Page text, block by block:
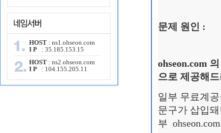
HOST : ns1.ohseon.com
I P : 35.185.153.15
HOST : ns2.ohseon.com
I P : 104.155.205.11
문제 원인 :
ohseon.com
으로 제공해
일부 무료계
문구가 삽입
부